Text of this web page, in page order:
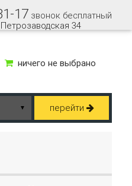
17 звонок бесплатный
34
ничего не выбрано
▼ перейти